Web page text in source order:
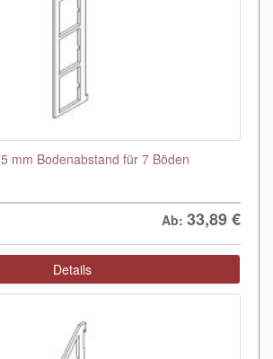
mm Bodenabstand für 7 Böden
Ab: 33,89€
Details